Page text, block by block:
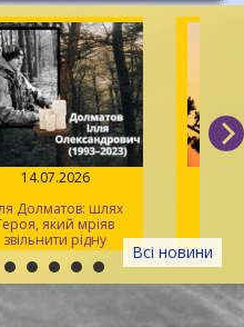
Всі новини
14.07.2026
Ілля Долматов: шлях
Героя, який мріяв
звільнити рідну
Каховку